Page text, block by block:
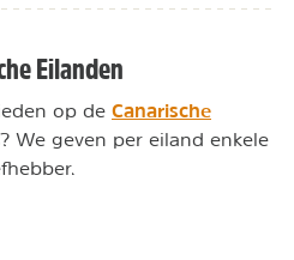
Eilanden
op de Canarische
We geven per eiland enkele